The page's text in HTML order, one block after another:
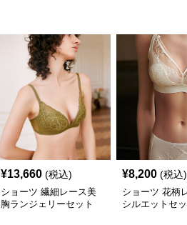
¥13,660 (税込)
ショーツ 繊細レース美
胸ランジェリーセット
¥8,200 (税込)
ショーツ 花柄
シルエットセッ